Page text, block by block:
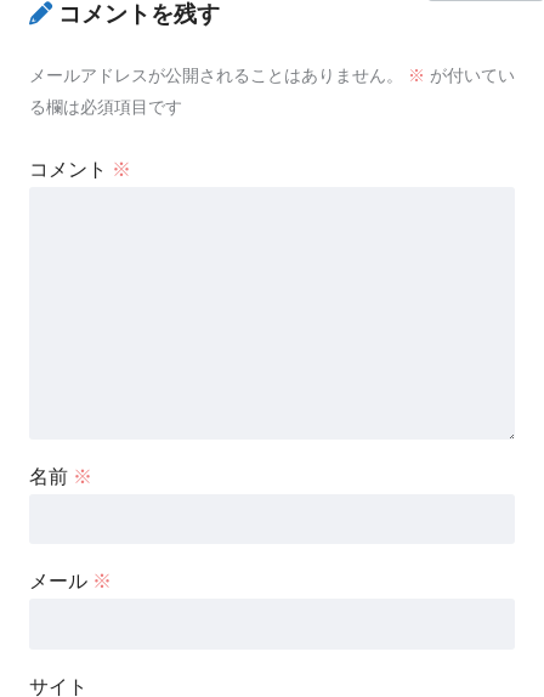
コメントを残す
メールアドレスが公開されることはありません。 ※ が付いてい
る欄は必須項目です
コメント ※
名前 ※
メール ※
サイト